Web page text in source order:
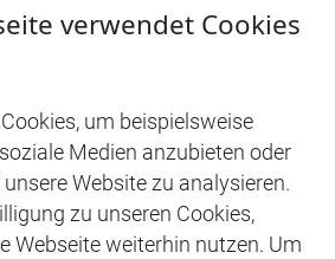
putzen und fein pürieren. Nach
Sieb streichen.
Spritzbeutel mit großer
spritzen. Mit Brezelkaramell
servieren
können auch gefrorene
verwendet Cookies
um beispielsweise
Medien anzubieten oder
Website zu analysieren.
zu unseren Cookies,
Webseite weiterhin nutzen. Um